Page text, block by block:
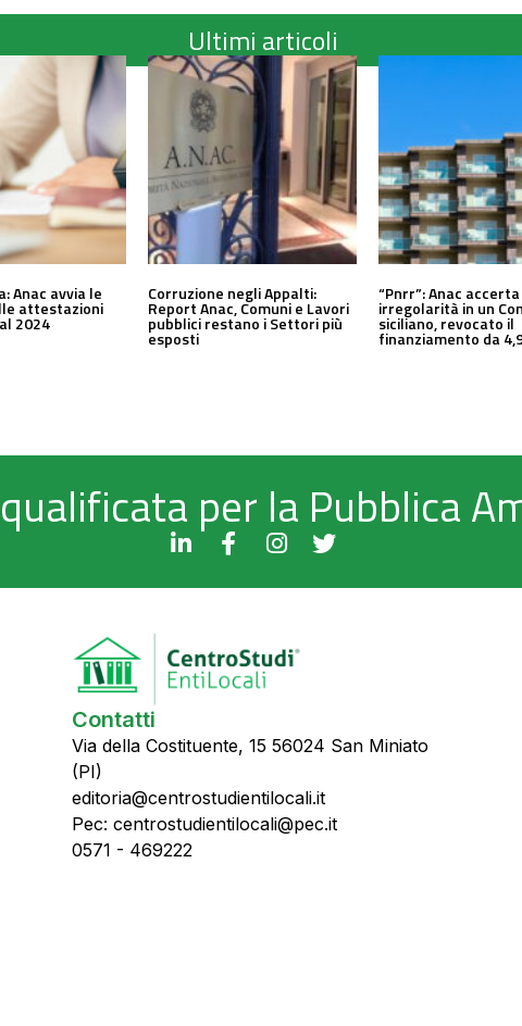
Ultimi articoli
Anac avvia le
attestazioni
2024
Corruzione negli Appalti:
Report Anac, Comuni e Lavori
pubblici restano i Settori più
esposti
“Pnrr”: Anac
irregolarità in un
siciliano, revocato il
finanziamento da
per la Pubblica
Contatti
Via della Costituente, 15 56024 San Miniato
(PI)
editoria@centrostudientilocali.it
Pec: centrostudientilocali@pec.it
0571 - 469222